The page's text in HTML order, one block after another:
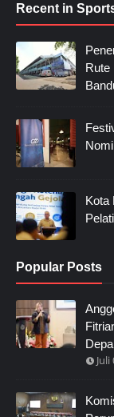
Recent in
Rute
Kota
Popular Posts
Juli